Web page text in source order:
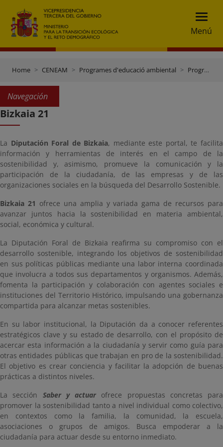
Menú
Home CENEAM Programes d'educació ambiental Programes d'altres entitats
Navegación
Bizkaia 21
La Diputación Foral de Bizkaia, mediante este portal, te facilita
información y herramientas de interés en el campo de la
sostenibilidad y, asimismo, promueve la comunicación y la
participación de la ciudadanía, de las empresas y de las
organizaciones sociales en la búsqueda del Desarrollo Sostenible.
Bizkaia 21 ofrece una amplia y variada gama de recursos para
avanzar juntos hacia la sostenibilidad en materia ambiental,
social, económica y cultural.
La Diputación Foral de Bizkaia reafirma su compromiso con el
desarrollo sostenible, integrando los objetivos de sostenibilidad
en sus políticas públicas mediante una labor interna coordinada
que involucra a todos sus departamentos y organismos. Además,
fomenta la participación y colaboración con agentes sociales e
instituciones del Territorio Histórico, impulsando una gobernanza
compartida para alcanzar metas sostenibles.
En su labor institucional, la Diputación da a conocer referentes
estratégicos clave y su estado de desarrollo, con el propósito de
acercar esta información a la ciudadanía y servir como guía para
otras entidades públicas que trabajan en pro de la sostenibilidad.
El objetivo es crear conciencia y facilitar la adopción de buenas
prácticas a distintos niveles.
La sección Saber y actuar ofrece propuestas concretas para
promover la sostenibilidad tanto a nivel individual como colectivo,
en contextos como la familia, la comunidad, la escuela,
asociaciones o grupos de amigos. Busca empoderar a la
ciudadanía para actuar desde su entorno inmediato.